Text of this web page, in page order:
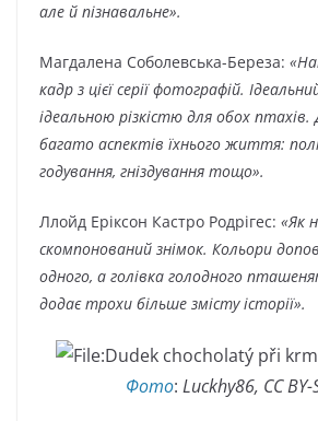
але й пізнавальне».
Магдалена Соболевська-Береза:
кадр з цієї серії фотографій.
ідеальною різкістю для обох
багато аспектів їхнього життя:
годування, гніздування тощо».
Ллойд Еріксон Кастро Родрігес: «Як
скомпонований знімок. Кольори
одного, а голівка голодного
додає трохи більше змісту історії».
Фото: Luckhy86, CC BY-